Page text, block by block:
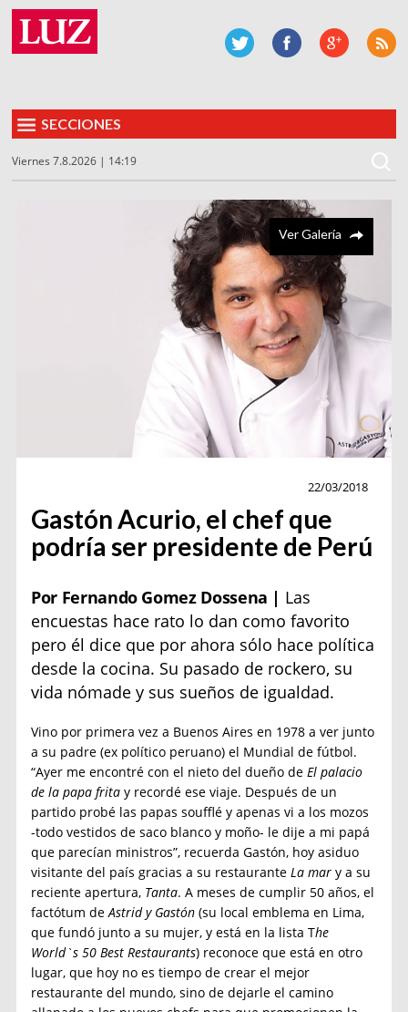
SECCIONES
Viernes 7.8.2026 | 14:19
Ver Galería
22/03/2018
Gastón Acurio, el chef que
podría ser presidente de Perú
Por Fernando Gomez Dossena | Las
encuestas hace rato lo dan como favorito
pero él dice que por ahora sólo hace política
desde la cocina. Su pasado de rockero, su
vida nómade y sus sueños de igualdad.
Vino por primera vez a Buenos Aires en 1978 a ver junto
a su padre (ex político peruano) el Mundial de fútbol.
“Ayer me encontré con el nieto del dueño deEl palacio
de la papa frita y recordé ese viaje. Después de un
partido probé las papas soufflé y apenas vi a los mozos
-todo vestidos de saco blanco y moño- le dije a mi papá
que parecían ministros”, recuerda Gastón, hoy asiduo
visitante del país gracias a su restauranteLa mar y a su
reciente apertura, Tanta. A meses de cumplir 50 años, el
factótum deAstrid y Gastón (su local emblema en Lima,
que fundó junto a su mujer, y está en la lista The
World`s 50 Best Restaurants) reconoce que está en otro
lugar, que hoy no es tiempo de crear el mejor
restaurante del mundo, sino de dejarle el camino